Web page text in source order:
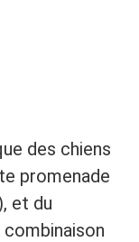
des chiens
promenade
et du